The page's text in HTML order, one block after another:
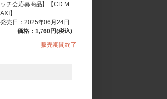
ッチ会応募商品】【CD M
AXI】
発売日：2025年06月24日
価格：1,760円(税込)
販売期間終了